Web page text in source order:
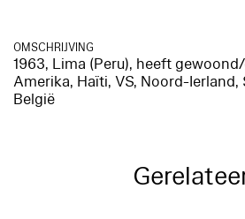
OMSCHRIJVING
1963, Lima (Peru), heeft
Amerika, Haïti, VS, Noord-Ierland,
België